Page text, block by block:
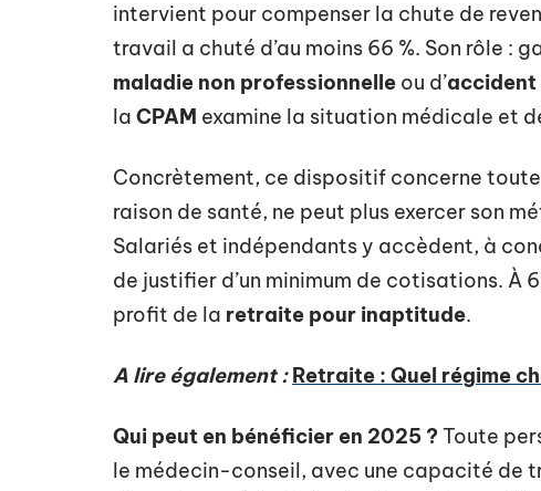
intervient pour compenser la chute de
travail a chuté d’au moins 66 %. Son rôle :
maladie non professionnelle ou d’accident
la CPAM examine la situation médicale et
Concrètement, ce dispositif concerne
raison de santé, ne peut plus exercer son
Salariés et indépendants y accèdent, à
de justifier d’un minimum de cotisations. À
profit de la retraite pour inaptitude.
A lire également : Retraite : Quel régime
Qui peut en bénéficier en 2025 ?Toute
le médecin-conseil, avec une capacité de